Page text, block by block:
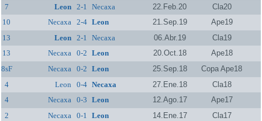
7
Leon 2-1 Necaxa 22.Feb.20
Cla20
10
Necaxa 2-4 Leon 21.Sep.19
Ape19
13
Leon 2-1 Necaxa 06.Abr.19
Cla19
13
Necaxa 0-2 Leon 20.Oct.18
Ape18
8sF
Necaxa 0-2 Leon 25.Sep.18
Copa Ape18
4
Leon 0-4 Necaxa 27.Ene.18
Cla18
4
Necaxa 0-3 Leon 12.Ago.17
Ape17
2
Necaxa 0-1 Leon 14.Ene.17
Cla17